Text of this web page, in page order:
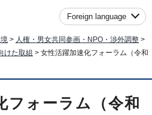
Foreign language
> 人権・男女共同参画・NPO・渉外調整 >
けた取組 > 女性活躍加速化フォーラム（令和
フォーラム（令和